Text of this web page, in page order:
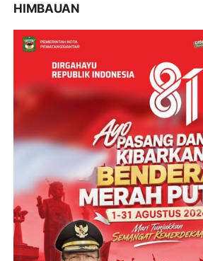
HIMBAUAN